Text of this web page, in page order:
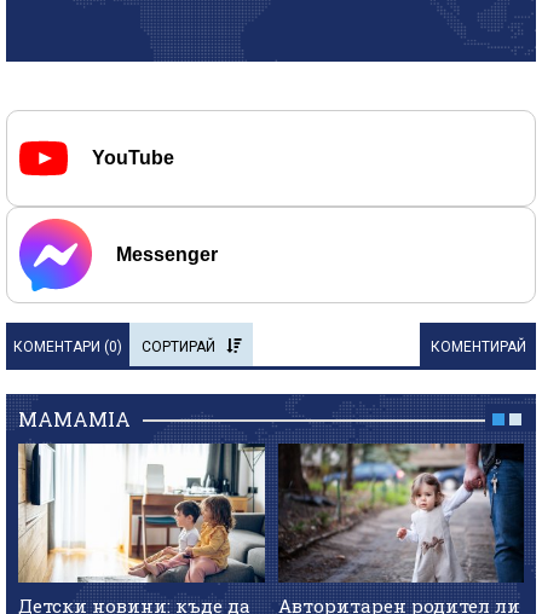
YouTube
Messenger
КОМЕНТАРИ (0) СОРТИРАЙ КОМЕНТИРАЙ
MAMAMIA
Детски новини: къде да
Авторитарен родител ли